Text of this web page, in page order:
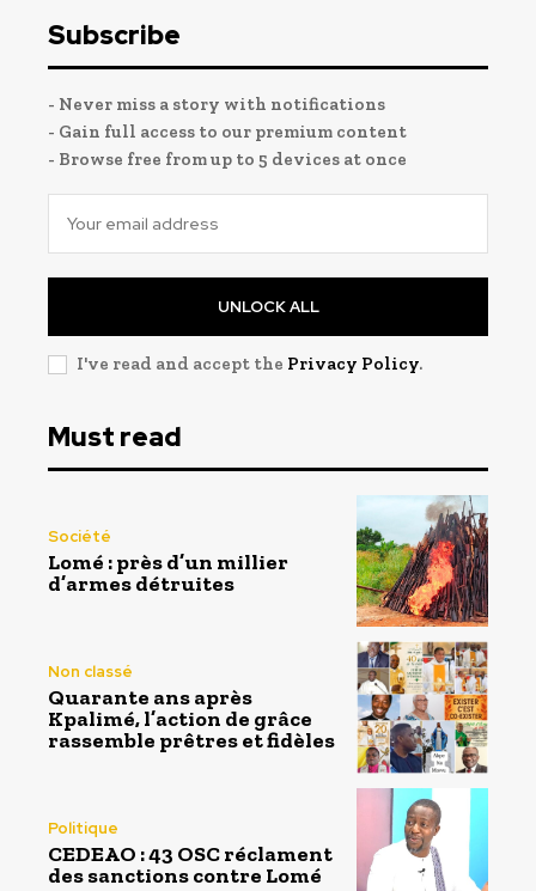
Subscribe
- Never miss a story with notifications
- Gain full access to our premium content
- Browse free from up to 5 devices at once
UNLOCK ALL
I've read and accept the Privacy Policy.
Must read
Société
Lomé : près d’un millier
d’armes détruites
Non classé
Quarante ans après
Kpalimé, l’action de grâce
rassemble prêtres et fidèles
Politique
CEDEAO : 43 OSC réclament
des sanctions contre Lomé